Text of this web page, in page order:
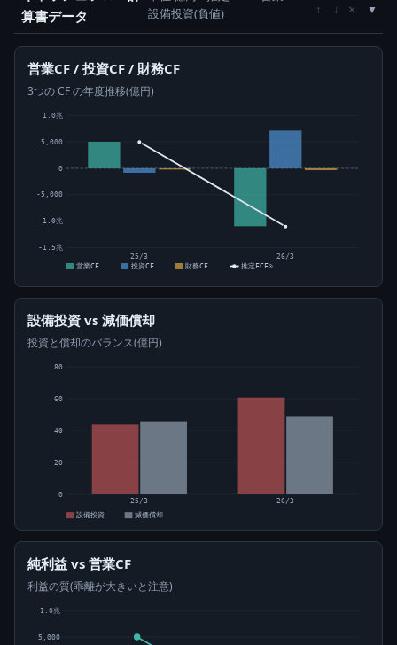
算書データ
設備投資(負値)
↑ ↓ ×
営業CF / 投資CF / 財務CF
3つの CF の年度推移(億円)
-1.5兆
-1.0兆
-5,000
0
5,000
1.0兆
25/3
26/3
営業CF
投資CF 財務CF 推定FCF⊙
設備投資 vs 減価償却
投資と償却のバランス(億円)
0
20
40
60
80
25/3
26/3
設備投資
減価償却
純利益 vs 営業CF
利益の質(乖離が大きいと注意)
5,000
1.0兆